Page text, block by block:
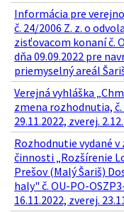
Informácia pre
č. 24/2006 Z. z. o
zisťovacom konaní č.
dňa 09.09.2022 pre
priemyselný areál
Verejná vyhláška
zmena rozhodnutia, č.
29.11.2022, zverej.
Rozhodnutie vydané
činnosti „Rozšírenie
Prešov (Malý Šariš)
haly" č. OU-PO-
16.11.2022, zverej.